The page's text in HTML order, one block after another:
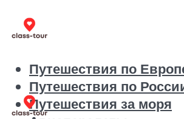
Путешествия по
Путешествия по
Путешествия за моря